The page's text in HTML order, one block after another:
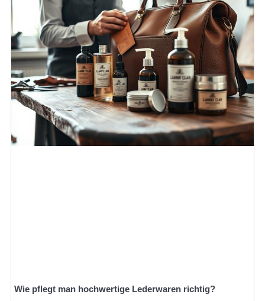
Wie pflegt man hochwertige Lederwaren richtig?